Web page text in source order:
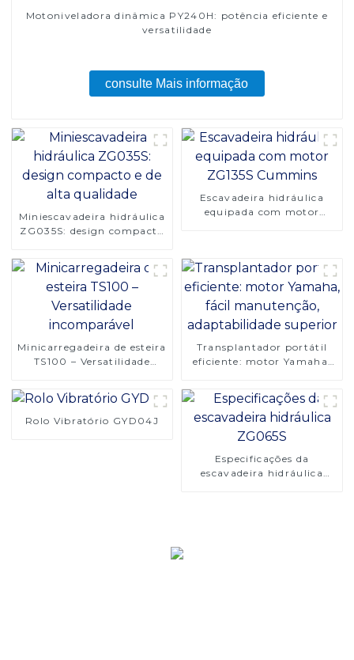
Motoniveladora dinâmica PY240H: potência eficiente e
versatilidade
consulte Mais informação
Miniescavadeira hidráulica
ZG035S: design compacto
Escavadeira hidráulica
equipada com motor
Minicarregadeira de esteira
TS100 – Versatilidade
Transplantador portátil
eficiente: motor Yamaha,
Rolo Vibratório GYD04J
Especificações da
escavadeira hidráulica